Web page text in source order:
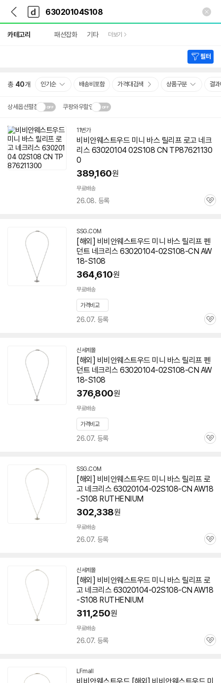
다
나
와
가
기
다
와
메
인
카테고리 패션잡화 기타 더보기
필터
총 40개 인기순 배송비포함 가격대검색 상품구분 결
상세옵션펼침 쿠팡와우할인
설치 환경·지역에 따라
배송·설치비가 달라집니다.닫
기
11번가
비비안웨스트우드 미니 바스 릴리프 로고 네크
리스 63020104 02S108 CN TP87621130
0
389,160원
무료배송
26.08. 등록
관
SSG.COM
[해외] 비비안웨스트우드 미니 바스 릴리프 펜
던트 네크리스 63020104-02S108-CN AW
18-S108
364,610원
무료배송
가격비교
26.07. 등록
관
신세계몰
[해외] 비비안웨스트우드 미니 바스 릴리프 펜
던트 네크리스 63020104-02S108-CN AW
18-S108
376,800원
무료배송
가격비교
26.07. 등록
관
SSG.COM
[해외] 비비안웨스트우드 미니 바스 릴리프 로
고 네크리스 63020104-02S108-CN AW18
-S108 RUTHENIUM
302,338원
무료배송
26.07. 등록
관
신세계몰
[해외] 비비안웨스트우드 미니 바스 릴리프 로
고 네크리스 63020104-02S108-CN AW18
-S108 RUTHENIUM
311,250원
무료배송
26.07. 등록
관
LFmall